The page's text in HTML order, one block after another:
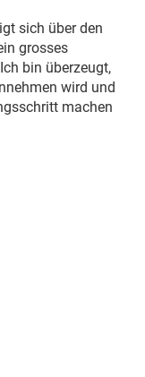
sich über den
grosses
bin überzeugt,
wird und
machen